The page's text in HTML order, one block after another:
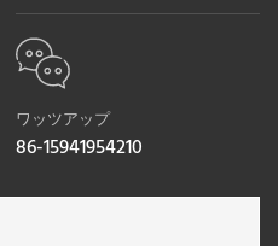
ワッツアップ
86-15941954210